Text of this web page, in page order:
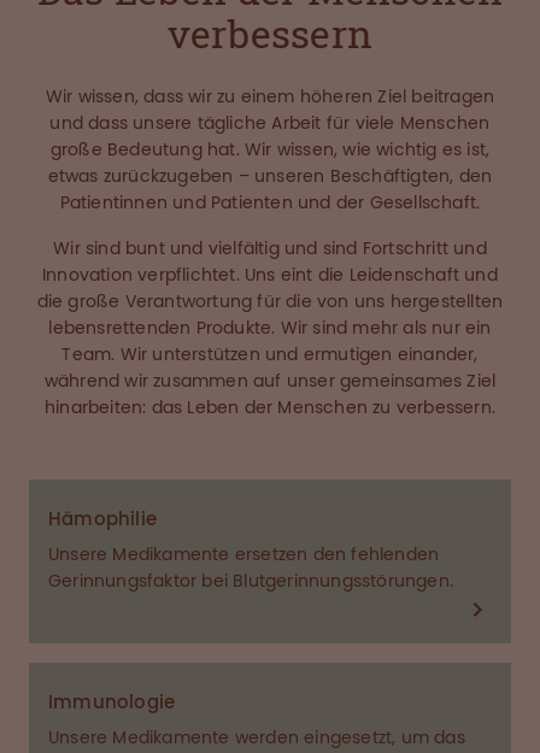
verbessern
Wir wissen, dass wir zu einem höheren Ziel beitragen
und dass unsere tägliche Arbeit für viele Menschen
große Bedeutung hat. Wir wissen, wie wichtig es ist,
etwas zurückzugeben – unseren Beschäftigten, den
Patientinnen und Patienten und der Gesellschaft.
Wir sind bunt und vielfältig und sind Fortschritt und
Innovation verpflichtet. Uns eint die Leidenschaft und
die große Verantwortung für die von uns hergestellten
lebensrettenden Produkte. Wir sind mehr als nur ein
Team. Wir unterstützen und ermutigen einander,
während wir zusammen auf unser gemeinsames Ziel
hinarbeiten: das Leben der Menschen zu verbessern.
Hämophilie
Unsere Medikamente ersetzen den fehlenden
Gerinnungsfaktor bei Blutgerinnungsstörungen.
Immunologie
Unsere Medikamente werden eingesetzt, um das